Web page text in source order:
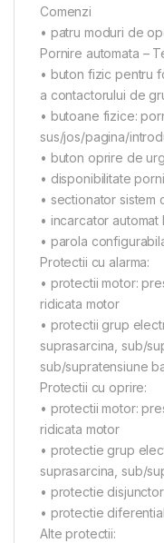
Comenzi
• patru moduri de
Pornire automata –
• buton fizic pentru
a contactorului de
• butoane fizice:
sus/jos/pagina/
• buton oprire de
• disponibilitate
• sectionator sistem
• incarcator automat
• parola
Protectii cu alarma:
• protectii motor:
ridicata motor
• protectii grup
suprasarcina, sub/
sub/supratensiune
Protectii cu oprire:
• protectii motor:
ridicata motor
• protectie grup
suprasarcina, sub/
• protectie
• protectie
Alte protectii: